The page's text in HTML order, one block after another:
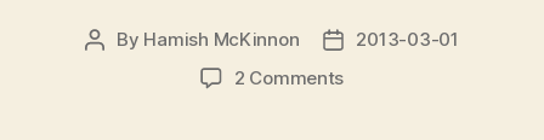
Post
By Hamish McKinnon
Post
date
2013-03-01
2 Commentson